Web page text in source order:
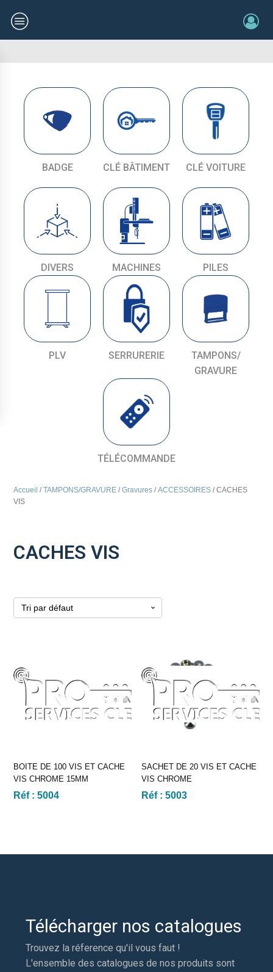
BADGE CLÉ BÂTIMENT CLÉ VOITURE
DIVERS MACHINES PILES
PLV SERRURERIE
TAMPONS/
GRAVURE
TÉLÉCOMMANDE
Accueil /TAMPONS/GRAVURE /Gravures /ACCESSOIRES / CACHES
VIS
CACHES VIS
BOITE DE 100 VIS ET CACHE
VIS CHROME 15MM
Réf :5004
SACHET DE 20 VIS ET CACHE
VIS CHROME
Réf : 5003
Télécharger nos catalogues
Trouvez la réference qu'il vous faut !
L'ensemble des catalogues de nos produits sont